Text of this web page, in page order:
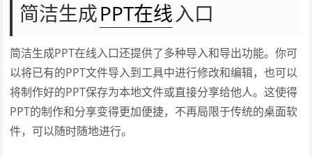
简洁生成PPT在线入口
简洁生成PPT在线入口还提供了多种导入和导出功能。你可
以将已有的PPT文件导入到工具中进行修改和编辑，也可以
将制作好的PPT保存为本地文件或直接分享给他人。这使得
PPT的制作和分享变得更加便捷，不再局限于传统的桌面软
件，可以随时随地进行。